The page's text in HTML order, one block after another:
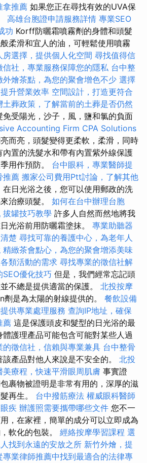
拿推薦 如果您正在尋找有效的UVA保
高雄台胞證申請服務詳情 專業SEO
功 Korff防曬霜噴霧劑的身體和頭髮
柔滑和宜人的油，可輕鬆使用噴霧
選擇，提供個人化空間 尋找值得信
信社，專業服務保障您的隱私 台中整
外燴茶點，為您的聚會增色不少 選擇
升營業效率 空間設計，打造更符合
土葬政策，了解當前的土葬是否仍然
免受陽光，沙子，風，鹽和氯的負面
Accounting Firm CPA Solutions
而亮，頭髮變得更柔軟，柔滑，同時
置的洗髮水和帶有內置紫外線保護
用作預防。 台中眼科，專業醫師提
推薦 搬家公司費用Ptt討論，了解其他
在日光浴之後，您可以使用郵政的洗
治療頭髮。 如何在台中辦理台胞
拔罐技巧教學 許多人自然而然地將我
光浴前用防曬霜塗抹。 專業助聽器
楚 尋找可靠的養護中心，為老年人
精緻茶會點心，為您的聚會增添美味
類活動的需求 尋找專業的徵信社解
優化技巧 但是，我們經常忘記頭
不總是提供適當的保護。 北投按摩
劑是為太陽的射線提供的。 餐飲設備
供專業處理服務 查詢IP地址，確保
薦 這是保護頭皮和髮型的日光浴的最
護理產品可能包含可能對某些人過
的徵信社，信賴與專業兼具 台中整骨
產品對他人來說是不安全的。 北投
美療程，快速平滑眼周肌膚 事實證
裹物被證明是非常有用的，深厚的滋
再生。 台中撥筋療法 權威眼科醫師
疾 辦護照需要攜帶哪些文件 您不一
，在家裡，簡單的成分可以立即成為
軟化的包裝。 經絡按摩學習課程 選
找到永遠的安放之所 新竹外燴，提
專業律師推薦中找到最適合的法律專